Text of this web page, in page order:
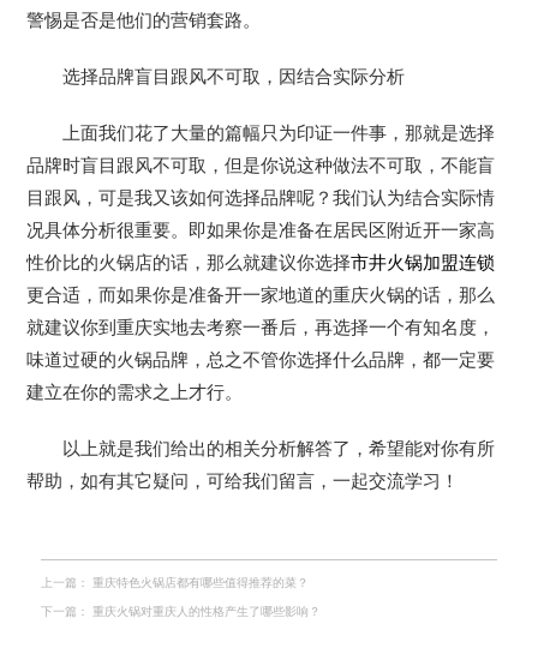
警惕是否是他们的营销套路。
选择品牌盲目跟风不可取，因结合实际分析
上面我们花了大量的篇幅只为印证一件事，那就是选择
品牌时盲目跟风不可取，但是你说这种做法不可取，不能盲
目跟风，可是我又该如何选择品牌呢？我们认为结合实际情
况具体分析很重要。即如果你是准备在居民区附近开一家高
性价比的火锅店的话，那么就建议你选择市井火锅加盟连锁
更合适，而如果你是准备开一家地道的重庆火锅的话，那么
就建议你到重庆实地去考察一番后，再选择一个有知名度，
味道过硬的火锅品牌，总之不管你选择什么品牌，都一定要
建立在你的需求之上才行。
以上就是我们给出的相关分析解答了，希望能对你有所
帮助，如有其它疑问，可给我们留言，一起交流学习！
上一篇： 重庆特色火锅店都有哪些值得推荐的菜？
下一篇： 重庆火锅对重庆人的性格产生了哪些影响？